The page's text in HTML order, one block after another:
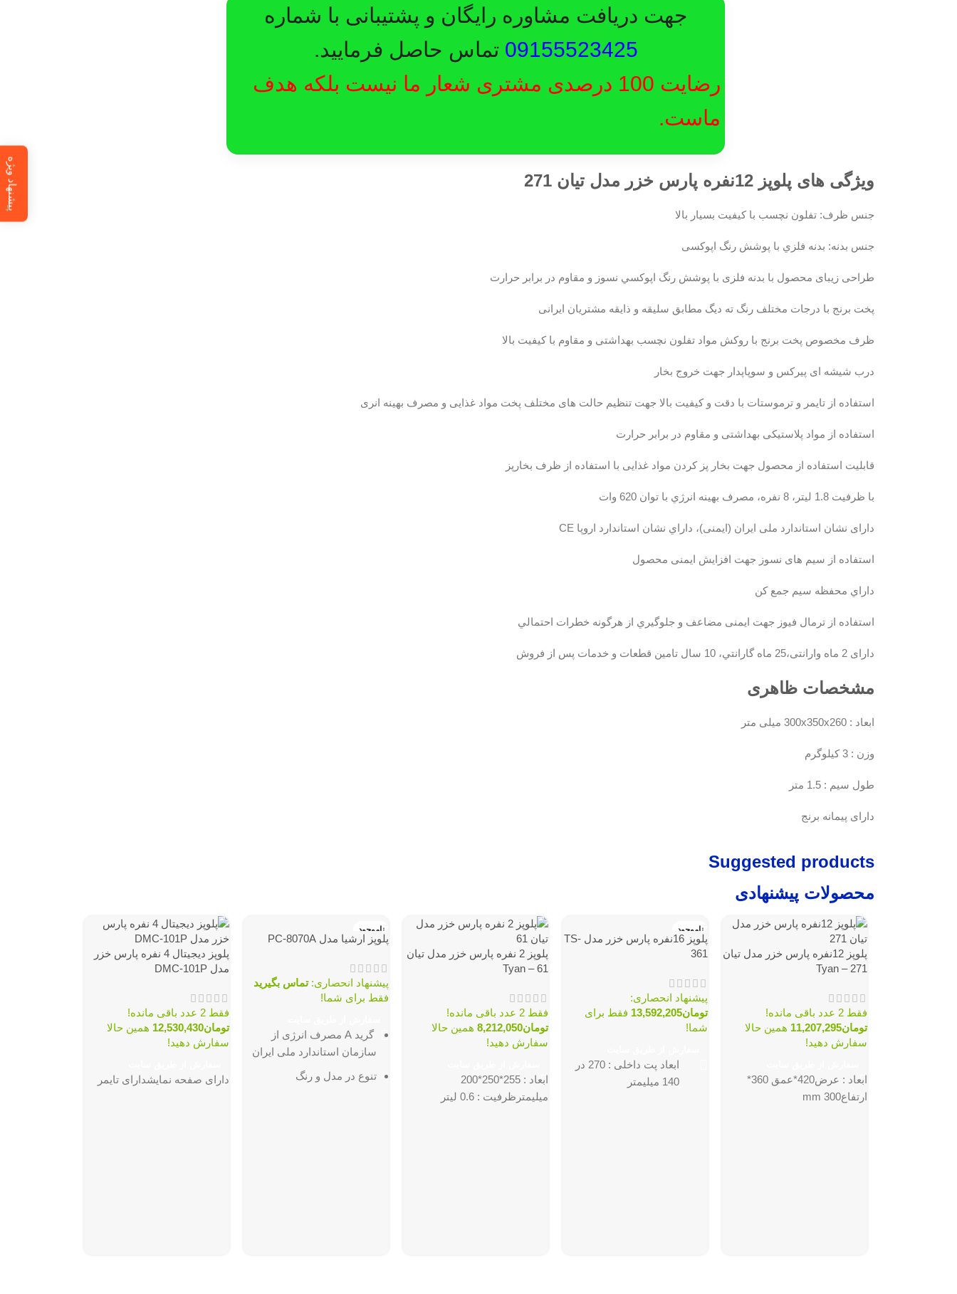
جهت دریافت مشاوره رایگان و پشتیبانی با شماره
09155523425 تماس حاصل فرمایید.
رضایت 100 درصدی مشتری شعار ما نیست بلکه هدف
ماست.
ویژگی های پلوپز 12نفره پارس خزر مدل تيان 271
جنس ظرف: تفلون نچسب با كيفيت بسيار بالا
جنس بدنه: بدنه فلزي با پوشش رنگ اپوكسی
طراحی زیبای محصول با بدنه فلزی با پوشش رنگ اپوكسي نسوز و مقاوم در برابر حرارت
پخت برنج با درجات مختلف رنگ ته دیگ مطابق سلیقه و ذايقه مشتریان ايرانی
ظرف مخصوص پخت برنج با روکش مواد تفلون نچسب بهداشتی و مقاوم با کیفیت بالا
درب شیشه ای پيركس و سوپاپدار جهت خروج بخار
استفاده از تایمر و ترموستات با دقت و کیفیت بالا جهت تنظیم حالت های مختلف پخت مواد غذایی و مصرف بهینه انری
استفاده از مواد پلاستیکی بهداشتی و مقاوم در برابر حرارت
قابلیت استفاده از محصول جهت بخار پز کردن مواد غذایی با استفاده از ظرف بخارپز
با ظرفيت 1.8 ليتر، 8 نفره، مصرف بهينه انرژي با توان 620 وات
دارای نشان استاندارد ملی ایران (ایمنی)، داراي نشان استاندارد اروپا CE
استفاده از سیم های نسوز جهت افزايش ايمنی محصول
داراي محفظه سيم جمع كن
استفاده از ترمال فيوز جهت ايمنی مضاعف و جلوگيري از هرگونه خطرات احتمالي
دارای 2 ماه وارانتی،25 ماه گارانتي، 10 سال تامين قطعات و خدمات پس از فروش
مشخصات ظاهری
ابعاد : 300x350x260 میلی متر
وزن : 3 کیلوگرم
طول سیم : 1.5 متر
دارای پیمانه برنج
Suggested products
محصولات پیشنهادی
پلوپز 12نفره پارس خزر مدل تيان
271 – Tyan
فقط 2 عدد باقی مانده!
تومان11,207,295 همین حالا
سفارش دهید!
ابعاد : عرض420*عمق 360*
ارتفاع300 mm
ناموجود
پلوپز 16نفره پارس خزر مدل TS-
361
پیشنهاد انحصاری:
تومان13,592,205 فقط برای
شما!
ابعاد پت داخلی : 270 در
140 میلیمتر
پلوپز 2 نفره پارس خزر مدل تيان
61 – Tyan
فقط 2 عدد باقی مانده!
تومان8,212,050 همین حالا
سفارش دهید!
ابعاد : 255*250*200
میلیمترظرفیت : 0.6 لیتر
ناموجود
پلوپز ارشیا مدل PC-8070A
پیشنهاد انحصاری:تماس بگیرید
فقط برای شما!
گرید A مصرف انرژی از
سازمان استاندارد ملی ایران
تنوع در مدل و رنگ
پلوپز ديجيتال 4 نفره پارس خزر
مدل DMC-101P
فقط 2 عدد باقی مانده!
تومان12,530,430 همین حالا
سفارش دهید!
دارای صفحه نمایشدارای تایمر
پیشنهاد ویژه